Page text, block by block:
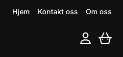
Hjem Kontakt oss Om oss